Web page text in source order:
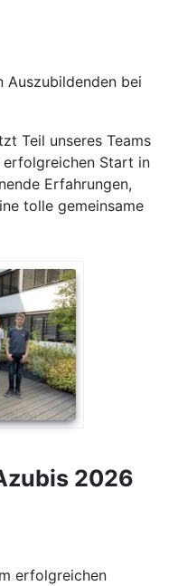
Auszubildenden bei
Teil unseres Teams
erfolgreichen Start in
Erfahrungen,
tolle gemeinsame
2026
erfolgreichen